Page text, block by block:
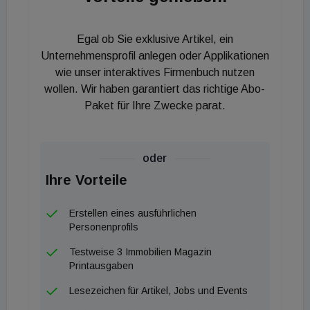
dem langjährigen Durchschnitt (16 Prozent).
Insgesamt ist der Markt aber nach wie vor
wesentlich kleinteiliger als in den vergangenen
Jahren. So wurden durchschnittlich nur rund 37
Millionen Euro je Deal investiert. Ein Grund dafür
großer Transaktionen sind, aktuell wenig aktiv sind.
Neben den Zinsanhebungen durch die Europäische
Zentralbank sind auch die Finanzierungskosten
weiter gestiegen. Spiegelbildlich legten auch die
Netto-Spitzenrenditen für Neubauobjekte zum
Jahresanfang nochmals spürbar zu. Der Anstieg
Egal ob Sie exklusive Artikel, ein
Unternehmensprofil anlegen oder Applikationen
wie unser interaktives Firmenbuch nutzen
wollen. Wir haben garantiert das richtige Abo-
Paket für Ihre Zwecke parat.
oder
Ihre Vorteile
Erstellen eines ausführlichen
Personenprofils
Testweise 3 Immobilien Magazin
Printausgaben
Lesezeichen für Artikel, Jobs und Events